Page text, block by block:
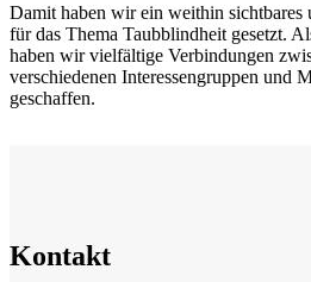
Damit haben wir ein weithin sichtbares
für das Thema Taubblindheit gesetzt.
haben wir vielfältige Verbindungen
verschiedenen Interessengruppen und
geschaffen.
Kontakt